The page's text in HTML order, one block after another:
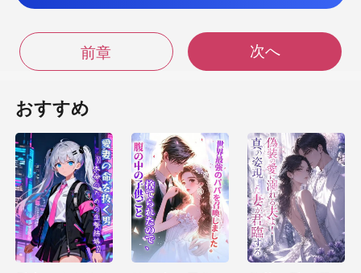
やかな嘲りの
色が宿っていた。「…頭で
驚きがさらに色
策略を演じているのだ
としたら―
め、気遣うように口を開い
前章 次へ
おすすめ